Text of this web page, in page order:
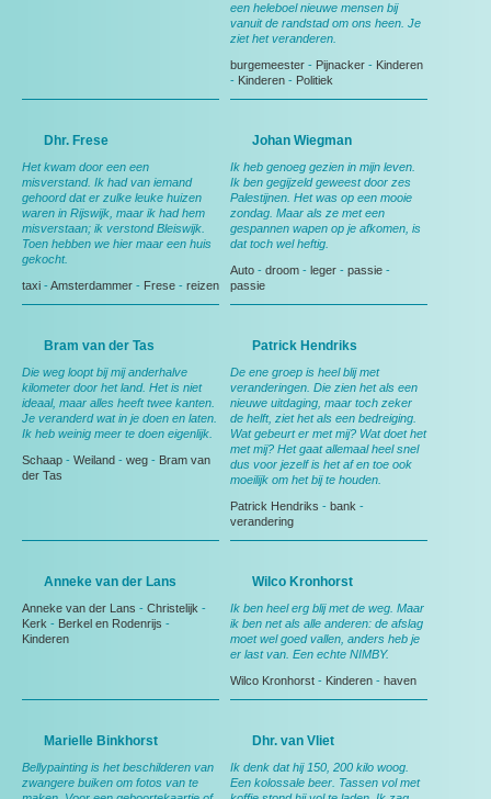
een heleboel nieuwe mensen bij
vanuit de randstad om ons heen. Je
ziet het veranderen.
burgemeester - Pijnacker - Kinderen
- Kinderen - Politiek
Dhr. Frese
Het kwam door een een
misverstand. Ik had van iemand
gehoord dat er zulke leuke huizen
waren in Rijswijk, maar ik had hem
misverstaan; ik verstond Bleiswijk.
Toen hebben we hier maar een huis
gekocht.
taxi - Amsterdammer - Frese - reizen
Johan Wiegman
Ik heb genoeg gezien in mijn leven.
Ik ben gegijzeld geweest door zes
Palestijnen. Het was op een mooie
zondag. Maar als ze met een
gespannen wapen op je afkomen, is
dat toch wel heftig.
Auto - droom - leger - passie -
passie
Bram van der Tas
Die weg loopt bij mij anderhalve
kilometer door het land. Het is niet
ideaal, maar alles heeft twee kanten.
Je veranderd wat in je doen en laten.
Ik heb weinig meer te doen eigenlijk.
Schaap - Weiland - weg - Bram van
der Tas
Patrick Hendriks
De ene groep is heel blij met
veranderingen. Die zien het als een
nieuwe uitdaging, maar toch zeker
de helft, ziet het als een bedreiging.
Wat gebeurt er met mij? Wat doet het
met mij? Het gaat allemaal heel snel
dus voor jezelf is het af en toe ook
moeilijk om het bij te houden.
Patrick Hendriks - bank -
verandering
Anneke van der Lans
Anneke van der Lans - Christelijk -
Kerk - Berkel en Rodenrijs -
Kinderen
Wilco Kronhorst
Ik ben heel erg blij met de weg. Maar
ik ben net als alle anderen: de afslag
moet wel goed vallen, anders heb je
er last van. Een echte NIMBY.
Wilco Kronhorst - Kinderen - haven
Marielle Binkhorst
Bellypainting is het beschilderen van
zwangere buiken om fotos van te
Dhr. van Vliet
Ik denk dat hij 150, 200 kilo woog.
Een kolossale beer. Tassen vol met